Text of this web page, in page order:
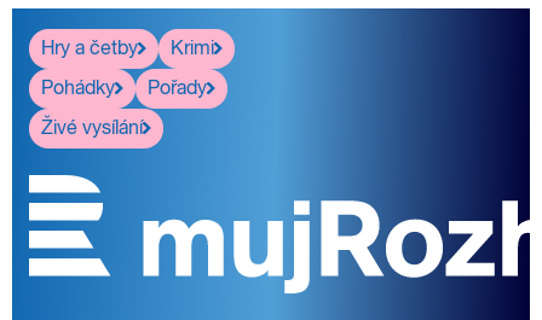
Hry a četby
Krimi
Pohádky
Pořady
Živé vysílání